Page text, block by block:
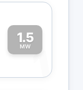
1.5
MW1